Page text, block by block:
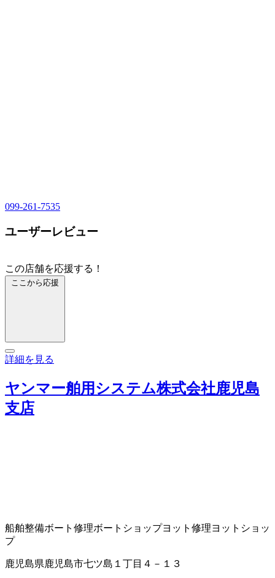
099-261-7535
ユーザーレビュー
この店舗を応援する！
ここから応援
詳細を見る
ヤンマー舶用システム株式会社鹿児島
支店
船舶整備ボート修理ボートショップヨット修理ヨットショッ
プ
鹿児島県鹿児島市七ツ島１丁目４－１３